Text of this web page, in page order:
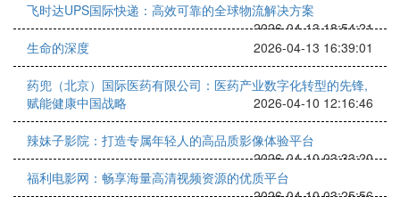
飞时达UPS国际快递：高效可靠的全球物流解决方案
2026-04-13 18:54:21
生命的深度
2026-04-13 16:39:01
药兜（北京）国际医药有限公司：医药产业数字化转型的先锋,
赋能健康中国战略
2026-04-10 12:16:46
辣妹子影院：打造专属年轻人的高品质影像体验平台
2026-04-10 03:33:20
福利电影网：畅享海量高清视频资源的优质平台
2026-04-10 03:25:56